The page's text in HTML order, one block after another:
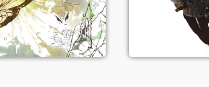
Voir le single Voir le